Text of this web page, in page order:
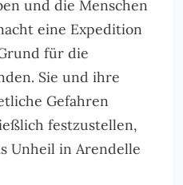
und die Menschen
eine Expedition
für die
Sie und ihre
Gefahren
festzustellen,
Unheil in Arendelle